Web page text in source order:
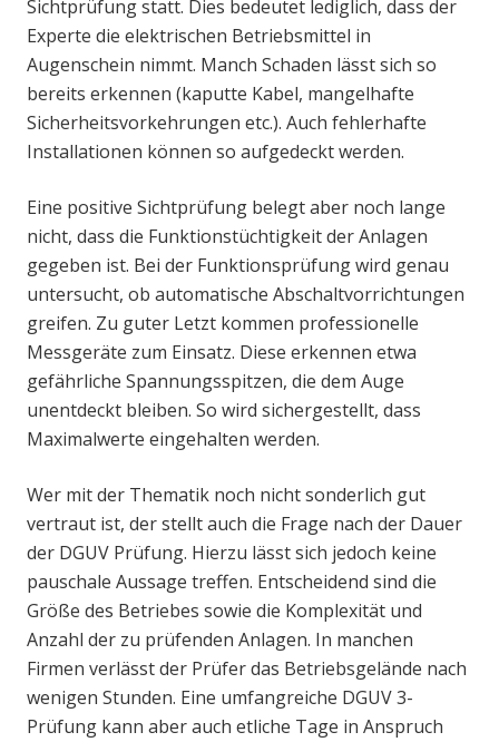
Sichtprüfung statt. Dies bedeutet lediglich, dass der
Experte die elektrischen Betriebsmittel in
Augenschein nimmt. Manch Schaden lässt sich so
bereits erkennen (kaputte Kabel, mangelhafte
Sicherheitsvorkehrungen etc.). Auch fehlerhafte
Installationen können so aufgedeckt werden.
Eine positive Sichtprüfung belegt aber noch lange
nicht, dass die Funktionstüchtigkeit der Anlagen
gegeben ist. Bei der Funktionsprüfung wird genau
untersucht, ob automatische Abschaltvorrichtungen
greifen. Zu guter Letzt kommen professionelle
Messgeräte zum Einsatz. Diese erkennen etwa
gefährliche Spannungsspitzen, die dem Auge
unentdeckt bleiben. So wird sichergestellt, dass
Maximalwerte eingehalten werden.
Wer mit der Thematik noch nicht sonderlich gut
vertraut ist, der stellt auch die Frage nach der Dauer
der DGUV Prüfung. Hierzu lässt sich jedoch keine
pauschale Aussage treffen. Entscheidend sind die
Größe des Betriebes sowie die Komplexität und
Anzahl der zu prüfenden Anlagen. In manchen
Firmen verlässt der Prüfer das Betriebsgelände nach
wenigen Stunden. Eine umfangreiche DGUV 3-
Prüfung kann aber auch etliche Tage in Anspruch